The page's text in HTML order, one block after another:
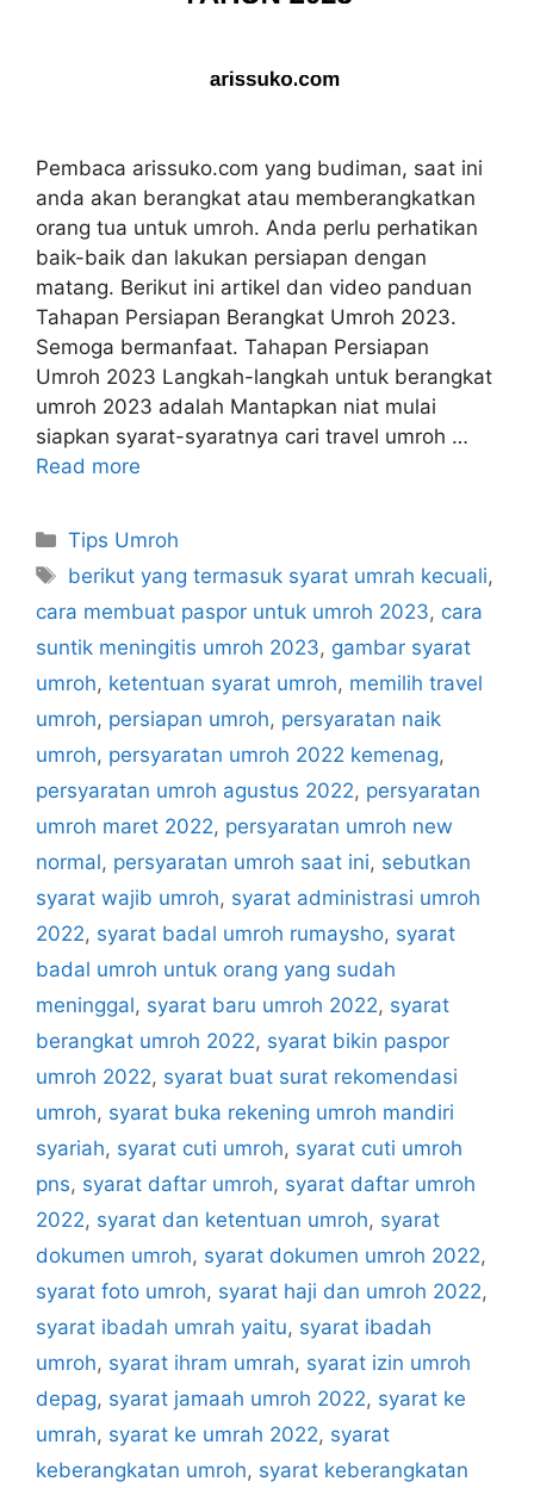
Pembaca arissuko.com yang budiman, saat ini
anda akan berangkat atau memberangkatkan
orang tua untuk umroh. Anda perlu perhatikan
baik-baik dan lakukan persiapan dengan
matang. Berikut ini artikel dan video panduan
Tahapan Persiapan Berangkat Umroh 2023.
Semoga bermanfaat. Tahapan Persiapan
Umroh 2023 Langkah-langkah untuk berangkat
umroh 2023 adalah Mantapkan niat mulai
siapkan syarat-syaratnya cari travel umroh …
Read more
Categories
Tips Umroh
Tags
berikut yang termasuk syarat umrah kecuali,
cara membuat paspor untuk umroh 2023, cara
suntik meningitis umroh 2023, gambar syarat
umroh, ketentuan syarat umroh, memilih travel
umroh, persiapan umroh, persyaratan naik
umroh, persyaratan umroh 2022 kemenag,
persyaratan umroh agustus 2022, persyaratan
umroh maret 2022, persyaratan umroh new
normal, persyaratan umroh saat ini, sebutkan
syarat wajib umroh, syarat administrasi umroh
2022, syarat badal umroh rumaysho, syarat
badal umroh untuk orang yang sudah
meninggal, syarat baru umroh 2022, syarat
berangkat umroh 2022, syarat bikin paspor
umroh 2022, syarat buat surat rekomendasi
umroh, syarat buka rekening umroh mandiri
syariah, syarat cuti umroh, syarat cuti umroh
pns, syarat daftar umroh, syarat daftar umroh
2022, syarat dan ketentuan umroh, syarat
dokumen umroh, syarat dokumen umroh 2022,
syarat foto umroh, syarat haji dan umroh 2022,
syarat ibadah umrah yaitu, syarat ibadah
umroh, syarat ihram umrah, syarat izin umroh
depag, syarat jamaah umroh 2022, syarat ke
umrah, syarat ke umrah 2022, syarat
keberangkatan umroh, syarat keberangkatan